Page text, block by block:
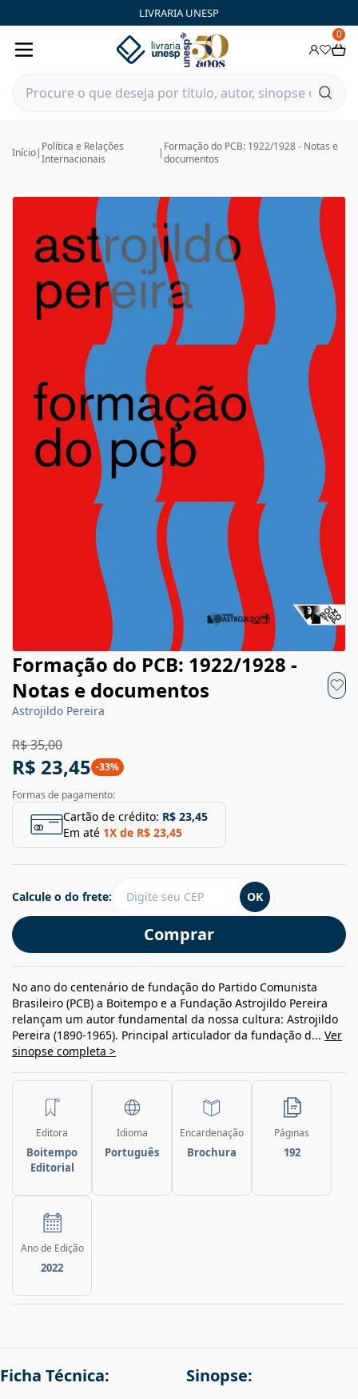
LIVRARIA UNESP
0
Início| Política e Relações
Internacionais
| Formação do PCB: 1922/1928 - Notas e
documentos
Formação do PCB: 1922/1928 -
Notas e documentos
Astrojildo Pereira
R$ 35,00
R$ 23,45 -33%
Formas de pagamento:
Cartão de crédito: R$ 23,45
Em até 1X de R$ 23,45
Comprar
Calcule o do frete: OK
No ano do centenário de fundação do Partido Comunista
Brasileiro (PCB) a Boitempo e a Fundação Astrojildo Pereira
relançam um autor fundamental da nossa cultura: Astrojildo
Pereira (1890-1965). Principal articulador da fundação d... Ver
sinopse completa >
Editora
Boitempo
Editorial
Idioma
Português
Encardenação
Brochura
Páginas
192
Ano de Edição
2022
Ficha Técnica: Sinopse: